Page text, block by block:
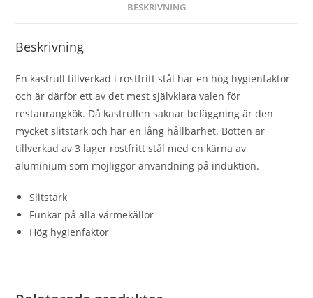
BESKRIVNING
Beskrivning
En kastrull tillverkad i rostfritt stål har en hög hygienfaktor
och är därför ett av det mest självklara valen för
restaurangkök. Då kastrullen saknar beläggning är den
mycket slitstark och har en lång hållbarhet. Botten är
tillverkad av 3 lager rostfritt stål med en kärna av
aluminium som möjliggör användning på induktion.
Slitstark
Funkar på alla värmekällor
Hög hygienfaktor